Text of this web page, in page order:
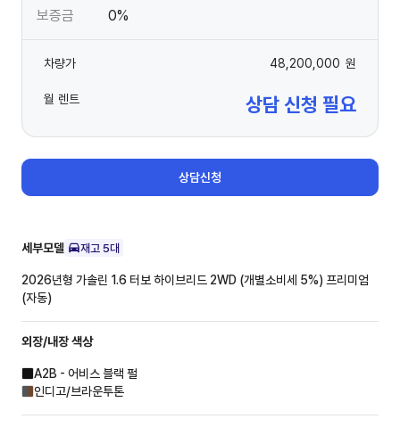
보증금
0%
차량가 48,200,000 원
월 렌트 상담 신청 필요
상담신청
세부모델 재고 5대
2026년형 가솔린 1.6 터보 하이브리드 2WD (개별소비세 5%) 프리미엄
(자동)
외장/내장색상
A2B - 어비스 블랙 펄
인디고/브라운투톤